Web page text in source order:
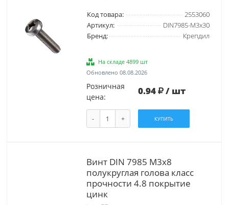
Код товара:
2553060
Артикул:
DIN7985-М3х30
Бренд:
Крепдил
На складе 4899 шт
Обновлено 08.08.2026
Розничная
цена:
0.94 / шт
- + КУПИТЬ
Винт DIN 7985 М3х8
полукруглая голова класс
прочности 4.8 покрытие
цинк